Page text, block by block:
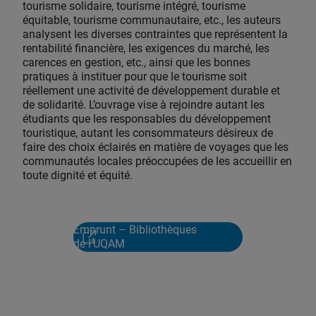
tourisme solidaire, tourisme intégré, tourisme
équitable, tourisme communautaire, etc., les auteurs
analysent les diverses contraintes que représentent la
rentabilité financière, les exigences du marché, les
carences en gestion, etc., ainsi que les bonnes
pratiques à instituer pour que le tourisme soit
réellement une activité de développement durable et
de solidarité. L’ouvrage vise à rejoindre autant les
étudiants que les responsables du développement
touristique, autant les consommateurs désireux de
faire des choix éclairés en matière de voyages que les
communautés locales préoccupées de les accueillir en
toute dignité et équité.
Emprunt – Bibliothèques
de l'UQAM